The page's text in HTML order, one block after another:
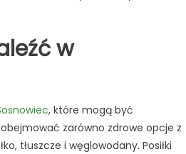
w
, które mogą być
zarówno zdrowe opcje z
tłuszcze i węglowodany. Posiłki